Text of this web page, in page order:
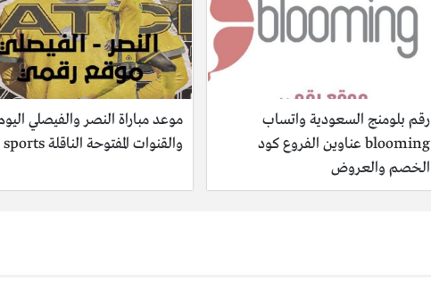
رقم بلومنج السعودية واتساب
blooming عناوين الفروع كود
الخصم والعروض
موعد مباراة النصر والفيصلي
والقنوات المفتوحة الناقلة ssc sports